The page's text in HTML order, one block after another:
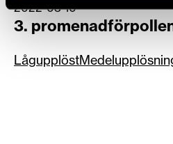
2022-03-10
3.
Lågupplöst